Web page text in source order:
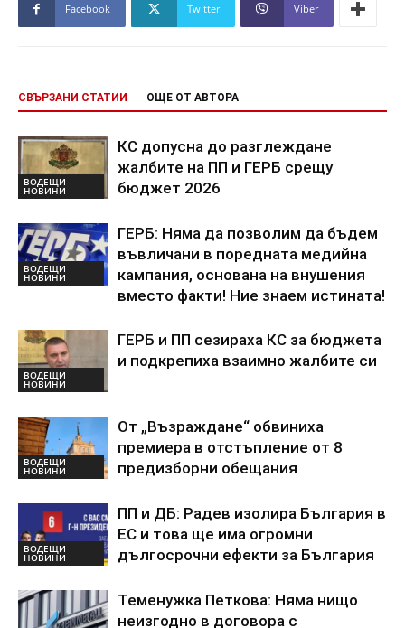
Facebook Twitter Viber
СВЪРЗАНИ СТАТИИ ОЩЕ ОТ АВТОРА
ВОДЕЩИ
НОВИНИ
КС допусна до разглеждане
жалбите на ПП и ГЕРБ срещу
бюджет 2026
ВОДЕЩИ
НОВИНИ
ГЕРБ: Няма да позволим да бъдем
въвличани в поредната медийна
кампания, основана на внушения
вместо факти! Ние знаем истината!
ВОДЕЩИ
НОВИНИ
ГЕРБ и ПП сезираха КС за бюджета
и подкрепиха взаимно жалбите си
ВОДЕЩИ
НОВИНИ
От „Възраждане“ обвиниха
премиера в отстъпление от 8
предизборни обещания
ВОДЕЩИ
НОВИНИ
ПП и ДБ: Радев изолира България в
ЕС и това ще има огромни
дългосрочни ефекти за България
Теменужка Петкова: Няма нищо
неизгодно в договора с